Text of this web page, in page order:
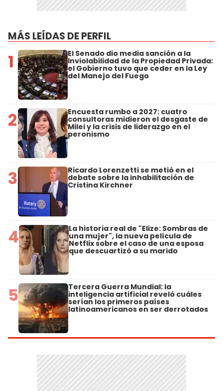
MÁS LEÍDAS DE PERFIL
1 El Senado dio media sanción a la
Inviolabilidad de la Propiedad Privada:
el Gobierno tuvo que ceder en la Ley
del Manejo del Fuego
2 Encuesta rumbo a 2027: cuatro
consultoras midieron el desgaste de
Milei y la crisis de liderazgo en el
peronismo
3 Ricardo Lorenzetti se metió en el
debate sobre la inhabilitación de
Cristina Kirchner
4 La historia real de "Elize: Sombras de
una mujer", la nueva película de
Netflix sobre el caso de una esposa
que descuartizó a su marido
5 Tercera Guerra Mundial: la
inteligencia artificial reveló cuáles
serían los primeros países
latinoamericanos en ser derrotados